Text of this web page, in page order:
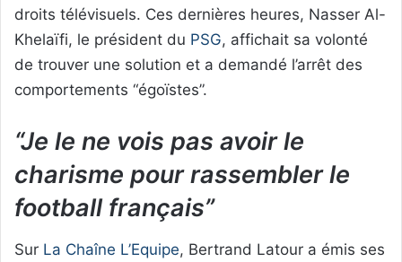
droits télévisuels. Ces dernières heures, Nasser Al-
Khelaïfi, le président du PSG, affichait sa volonté
de trouver une solution et a demandé l’arrêt des
comportements “égoïstes”.
“Je le ne vois pas avoir le
charisme pour rassembler le
football français”
Sur La Chaîne L’Equipe, Bertrand Latour a émis ses